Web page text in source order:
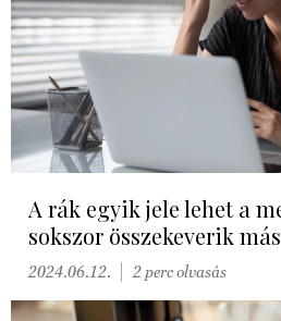
A rák egyik jele lehet a
sokszor összekeverik
2024.06.12. 2 perc olvasás